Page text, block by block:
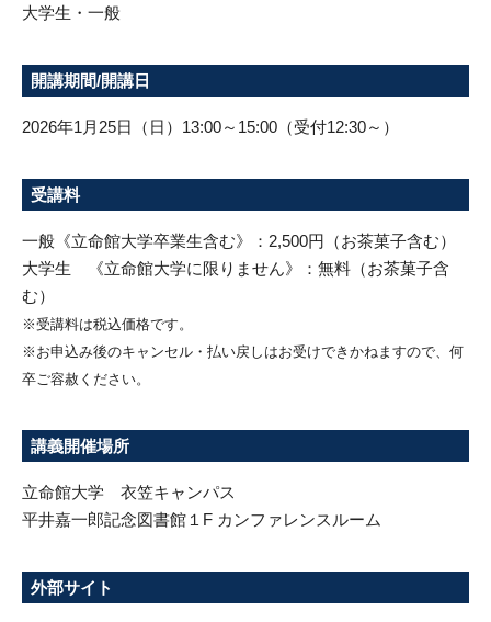
大学生・一般
開講期間/開講日
2026年1月25日（日）13:00～15:00（受付12:30～）
受講料
一般《立命館大学卒業生含む》：2,500円（お茶菓子含む）
大学生 《立命館大学に限りません》：無料（お茶菓子含
む）
※受講料は税込価格です。
※お申込み後のキャンセル・払い戻しはお受けできかねますので、何
卒ご容赦ください。
講義開催場所
立命館大学 衣笠キャンパス
平井嘉一郎記念図書館１F カンファレンスルーム
外部サイト